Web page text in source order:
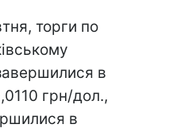
торги по
в
грн/дол.,
в